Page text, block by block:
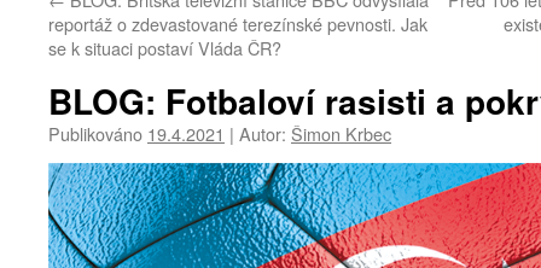
reportáž o zdevastované terezínské pevnosti. Jak
se k situaci postaví Vláda ČR?
BLOG: Fotbaloví rasisti a
Publikováno 19.4.2021 | Autor: Šimon Krbec